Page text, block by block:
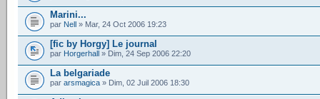
Marini...
par Nell » Mar, 24 Oct 2006 19:23
[fic by Horgy] Le journal
par Horgerhall » Dim, 24 Sep 2006 22:20
La belgariade
par arsmagica » Dim, 02 Juil 2006 18:30